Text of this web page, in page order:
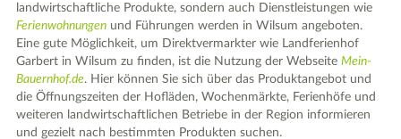
landwirtschaftliche Produkte, sondern auch Dienstleistungen wie
Ferienwohnungen und Führungen werden in Wilsum angeboten.
Eine gute Möglichkeit, um Direktvermarkter wie Landferienhof
Garbert in Wilsum zu finden, ist die Nutzung der WebseiteMein-
Bauernhof.de. Hier können Sie sich über das Produktangebot und
die Öffnungszeiten der Hofläden, Wochenmärkte, Ferienhöfe und
weiteren landwirtschaftlichen Betriebe in der Region informieren
und gezielt nach bestimmten Produkten suchen.